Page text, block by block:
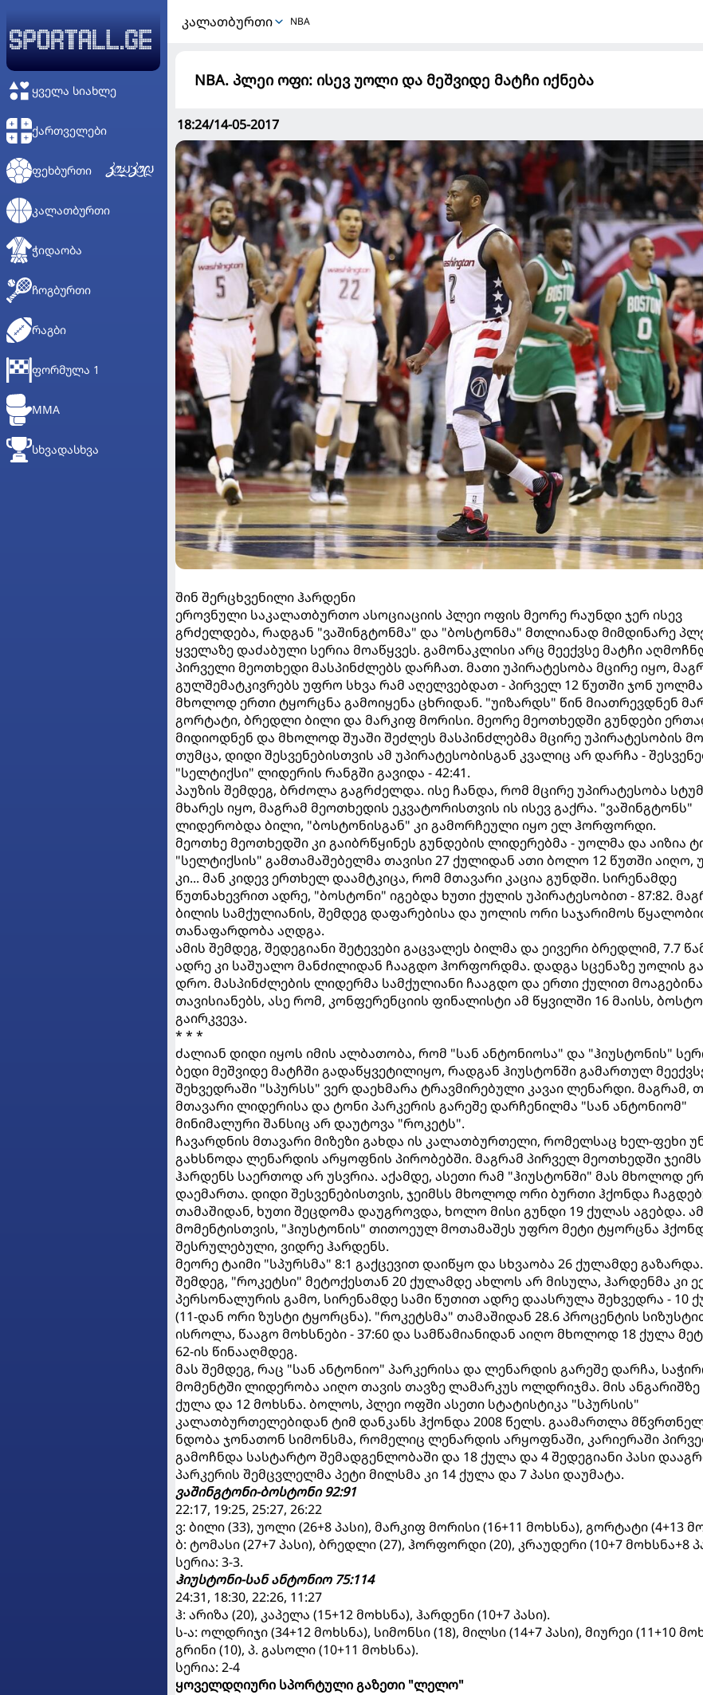
ᲧᲕᲔᲚᲐ ᲡᲘᲐᲮᲚᲔ
ᲥᲐᲠᲗᲕᲔᲚᲔᲑᲘ
ᲤᲔᲮᲑᲣᲠᲗᲘ
ᲙᲐᲚᲐᲗᲑᲣᲠᲗᲘ
ᲭᲘᲓᲐᲝᲑᲐ
ᲩᲝᲒᲑᲣᲠᲗᲘ
ᲠᲐᲒᲑᲘ
ᲤᲝᲠᲛᲣᲚᲐ 1
MMA
ᲡᲮᲕᲐᲓᲐᲡᲮᲕᲐ
ᲙᲐᲚᲐᲗᲑᲣᲠᲗᲘ NBA
NBA. პლეი ოფი: ისევ უოლი და მეშვიდე მატჩი იქნება
18:24/14-05-2017
შინ შერცხვენილი ჰარდენი
ეროვნული საკალათბურთო ასოციაციის პლეი ოფის მეორე რაუნდი ჯერ ისევ
გრძელდება, რადგან "ვაშინგტონმა" და "ბოსტონმა" მთლიანად მიმდინარე
ყველაზე დაძაბული სერია მოაწყვეს. გამონაკლისი არც მეექვსე მატჩი
პირველი მეოთხედი მასპინძლებს დარჩათ. მათი უპირატესობა მცირე იყო,
გულშემატკივრებს უფრო სხვა რამ აღელვებდათ - პირველ 12 წუთში ჯონ უოლმა
მხოლოდ ერთი ტყორცნა გამოიყენა ცხრიდან. "უიზარდს" წინ მიათრევდნენ
გორტატი, ბრედლი ბილი და მარკიფ მორისი. მეორე მეოთხედში გუნდები
მიდიოდნენ და მხოლოდ შუაში შეძლეს მასპინძლებმა მცირე უპირატესობის
თუმცა, დიდი შესვენებისთვის ამ უპირატესობისგან კვალიც არ დარჩა -
"სელტიქსი" ლიდერის რანგში გავიდა - 42:41.
პაუზის შემდეგ, ბრძოლა გაგრძელდა. ისე ჩანდა, რომ მცირე უპირატესობა
მხარეს იყო, მაგრამ მეოთხედის ეკვატორისთვის ის ისევ გაქრა. "ვაშინგტონს"
ლიდერობდა ბილი, "ბოსტონისგან" კი გამორჩეული იყო ელ ჰორფორდი.
მეოთხე მეოთხედში კი გაიბრწყინეს გუნდების ლიდერებმა - უოლმა და აიზია
"სელტიქსის" გამთამაშებელმა თავისი 27 ქულიდან ათი ბოლო 12 წუთში აიღო,
კი... მან კიდევ ერთხელ დაამტკიცა, რომ მთავარი კაცია გუნდში. სირენამდე
წუთნახევრით ადრე, "ბოსტონი" იგებდა ხუთი ქულის უპირატესობით - 87:82.
ბილის სამქულიანის, შემდეგ დაფარებისა და უოლის ორი საჯარიმოს
თანაფარდობა აღდგა.
ამის შემდეგ, შედეგიანი შეტევები გაცვალეს ბილმა და ეივერი ბრედლიმ, 7.7
ადრე კი საშუალო მანძილიდან ჩააგდო ჰორფორდმა. დადგა სცენაზე უოლის
დრო. მასპინძლების ლიდერმა სამქულიანი ჩააგდო და ერთი ქულით მოაგებინა
თავისიანებს, ასე რომ, კონფერენციის ფინალისტი ამ წყვილში 16 მაისს,
გაირკვევა.
* * *
ძალიან დიდი იყოს იმის ალბათობა, რომ "სან ანტონიოსა" და "ჰიუსტონის"
ბედი მეშვიდე მატჩში გადაწყვეტილიყო, რადგან ჰიუსტონში გამართულ
შეხვედრაში "სპურსს" ვერ დაეხმარა ტრავმირებული კავაი ლენარდი. მაგრამ,
მთავარი ლიდერისა და ტონი პარკერის გარეშე დარჩენილმა "სან ანტონიომ"
მინიმალური შანსიც არ დაუტოვა "როკეტს".
ჩავარდნის მთავარი მიზეზი გახდა ის კალათბურთელი, რომელსაც ხელ-ფეხი
გახსნოდა ლენარდის არყოფნის პირობებში. მაგრამ პირველ მეოთხედში ჯეიმს
ჰარდენს საერთოდ არ უსვრია. აქამდე, ასეთი რამ "ჰიუსტონში" მას მხოლოდ
დაემართა. დიდი შესვენებისთვის, ჯეიმსს მხოლოდ ორი ბურთი ჰქონდა
თამაშიდან, ხუთი შეცდომა დაუგროვდა, ხოლო მისი გუნდი 19 ქულას აგებდა. ამ
მომენტისთვის, "ჰიუსტონის" თითოეულ მოთამაშეს უფრო მეტი ტყორცნა
შესრულებული, ვიდრე ჰარდენს.
მეორე ტაიმი "სპურსმა" 8:1 გაქცევით დაიწყო და სხვაობა 26 ქულამდე
შემდეგ, "როკეტსი" მეტოქესთან 20 ქულამდე ახლოს არ მისულა, ჰარდენმა კი
პერსონალურის გამო, სირენამდე სამი წუთით ადრე დაასრულა შეხვედრა - 10
(11-დან ორი ზუსტი ტყორცნა). "როკეტსმა" თამაშიდან 28.6 პროცენტის
ისროლა, წააგო მოხსნები - 37:60 და სამწამიანიდან აიღო მხოლოდ 18 ქულა
62-ის წინააღმდეგ.
მას შემდეგ, რაც "სან ანტონიო" პარკერისა და ლენარდის გარეშე დარჩა,
მომენტში ლიდერობა აიღო თავის თავზე ლამარკუს ოლდრიჯმა. მის ანგარიშზე
ქულა და 12 მოხსნა. ბოლოს, პლეი ოფში ასეთი სტატისტიკა "სპურსის"
კალათბურთელებიდან ტიმ დანკანს ჰქონდა 2008 წელს. გაამართლა
ნდობა ჯონათონ სიმონსმა, რომელიც ლენარდის არყოფნაში, კარიერაში
გამოჩნდა სასტარტო შემადგენლობაში და 18 ქულა და 4 შედეგიანი პასი
პარკერის შემცვლელმა პეტი მილსმა კი 14 ქულა და 7 პასი დაუმატა.
ვაშინგტონი-ბოსტონი 92:91
22:17, 19:25, 25:27, 26:22
ვ: ბილი (33), უოლი (26+8 პასი), მარკიფ მორისი (16+11 მოხსნა), გორტატი (4+13
ბ: ტომასი (27+7 პასი), ბრედლი (27), ჰორფორდი (20), კრაუდერი (10+7 მოხსნა+8
სერია: 3-3.
ჰიუსტონი-სან ანტონიო 75:114
24:31, 18:30, 22:26, 11:27
ჰ: არიზა (20), კაპელა (15+12 მოხსნა), ჰარდენი (10+7 პასი).
ს-ა: ოლდრიჯი (34+12 მოხსნა), სიმონსი (18), მილსი (14+7 პასი), მიურეი (11+10
გრინი (10), პ. გასოლი (10+11 მოხსნა).
სერია: 2-4
ყოველდღიური სპორტული გაზეთი "ლელო"